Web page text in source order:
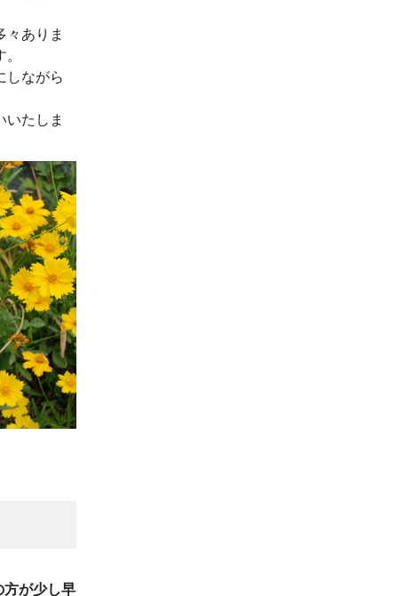
々ありま
しながら
いたしま
方が少し早